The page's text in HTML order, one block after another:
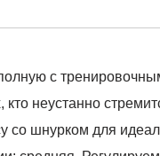
с
кто неустанно
со шнурком для